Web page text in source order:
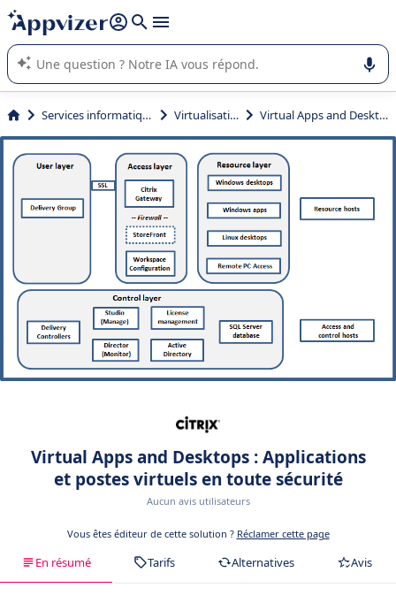
répondre (plusieurs lignes avec
L'IA de Appvizer vous guide dans l'utilisation ou la sélection de
logiciel SaaS en entreprise.
Services informatiques Virtualisation Virtual Apps and Desktops
Virtual Apps and Desktops : Applications
et postes virtuels en toute sécurité
Aucun avis utilisateurs
Vous êtes éditeur de cette solution ? Réclamer cette page
En résumé Tarifs Alternatives Avis